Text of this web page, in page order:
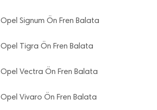
Opel Signum Ön Fren Balata
Opel Tigra Ön Fren Balata
Opel Vectra Ön Fren Balata
Opel Vivaro Ön Fren Balata